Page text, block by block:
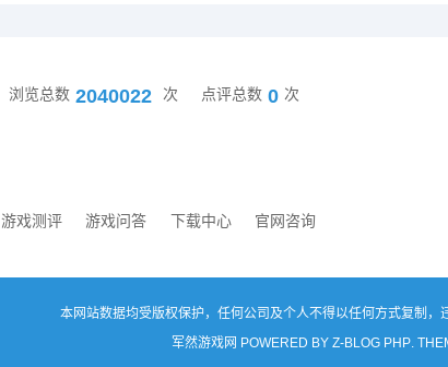
浏览总数 2040022 次 点评总数 0 次
游戏测评 游戏问答 下载中心 官网咨询
本网站数据均受版权保护，任何公司及个人不得以任何方式复制，
军然游戏网 POWERED BY Z-BLOG PHP.